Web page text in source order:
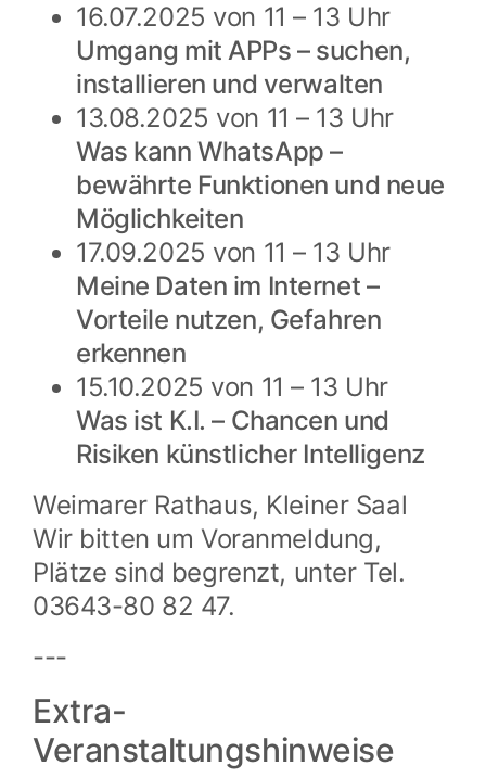
16.07.2025 von 11 – 13 Uhr
Umgang mit APPs – suchen,
installieren und verwalten
13.08.2025 von 11 – 13 Uhr
Was kann WhatsApp –
bewährte Funktionen und neue
Möglichkeiten
17.09.2025 von 11 – 13 Uhr
Meine Daten im Internet –
Vorteile nutzen, Gefahren
erkennen
15.10.2025 von 11 – 13 Uhr
Was ist K.I. – Chancen und
Risiken künstlicher Intelligenz
Weimarer Rathaus, Kleiner Saal
Wir bitten um Voranmeldung,
Plätze sind begrenzt, unter Tel.
03643-80 82 47.
---
Extra-
Veranstaltungshinweise